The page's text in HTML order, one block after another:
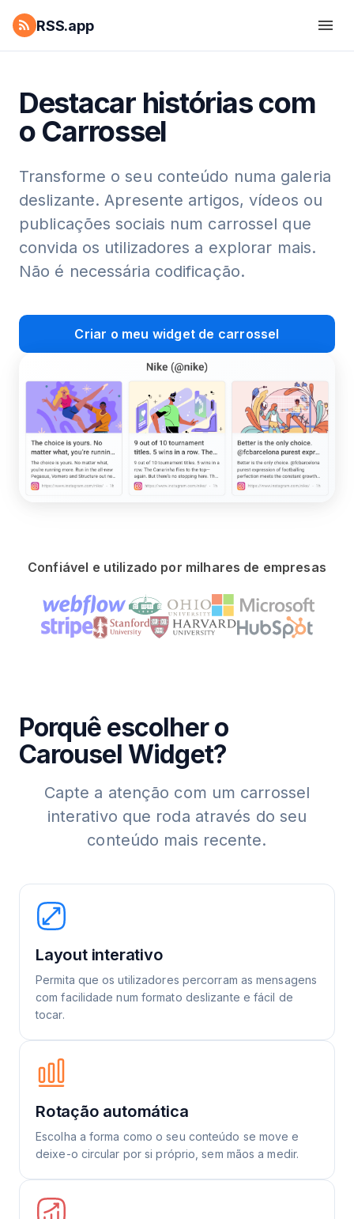
RSS.app
Destacar histórias com
o Carrossel
Transforme o seu conteúdo numa galeria
deslizante. Apresente artigos, vídeos ou
publicações sociais num carrossel que
convida os utilizadores a explorar mais.
Não é necessária codificação.
Criar o meu widget de carrossel
Confiável e utilizado por milhares de empresas
Porquê escolher o
Carousel Widget?
Capte a atenção com um carrossel
interativo que roda através do seu
conteúdo mais recente.
Layout interativo
Permita que os utilizadores percorram as mensagens
com facilidade num formato deslizante e fácil de
tocar.
Rotação automática
Escolha a forma como o seu conteúdo se move e
deixe-o circular por si próprio, sem mãos a medir.